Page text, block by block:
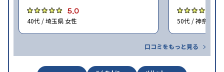
5.0
40代 / 埼玉県 女性 50代 / 神奈川県
口コミをもっと見る